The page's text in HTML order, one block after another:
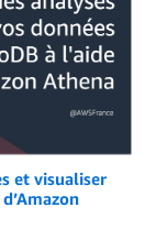
et visualiser